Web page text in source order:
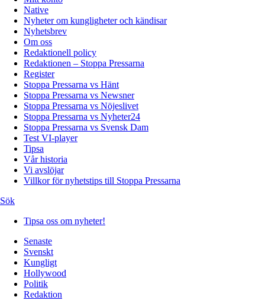
Native
Nyheter om kungligheter och kändisar
Nyhetsbrev
Om oss
Redaktionell policy
Redaktionen – Stoppa Pressarna
Register
Stoppa Pressarna vs Hänt
Stoppa Pressarna vs Newsner
Stoppa Pressarna vs Nöjeslivet
Stoppa Pressarna vs Nyheter24
Stoppa Pressarna vs Svensk Dam
Test VI-player
Tipsa
Vår historia
Vi avslöjar
Villkor för nyhetstips till Stoppa Pressarna
Sök
Tipsa oss om nyheter!
Senaste
Svenskt
Kungligt
Hollywood
Politik
Redaktion